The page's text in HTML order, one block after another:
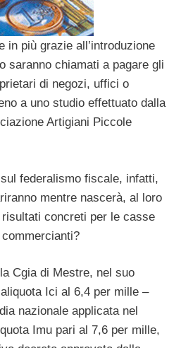
in più grazie all’introduzione
saranno chiamati a pagare gli
di negozi, uffici o
a uno studio effettuato dalla
Artigiani Piccole
federalismo fiscale, infatti,
mentre nascerà, al loro
risultati concreti per le casse
Cgia di Mestre, nel suo
Ici al 6,4 per mille –
nazionale applicata nel
Imu pari al 7,6 per mille,